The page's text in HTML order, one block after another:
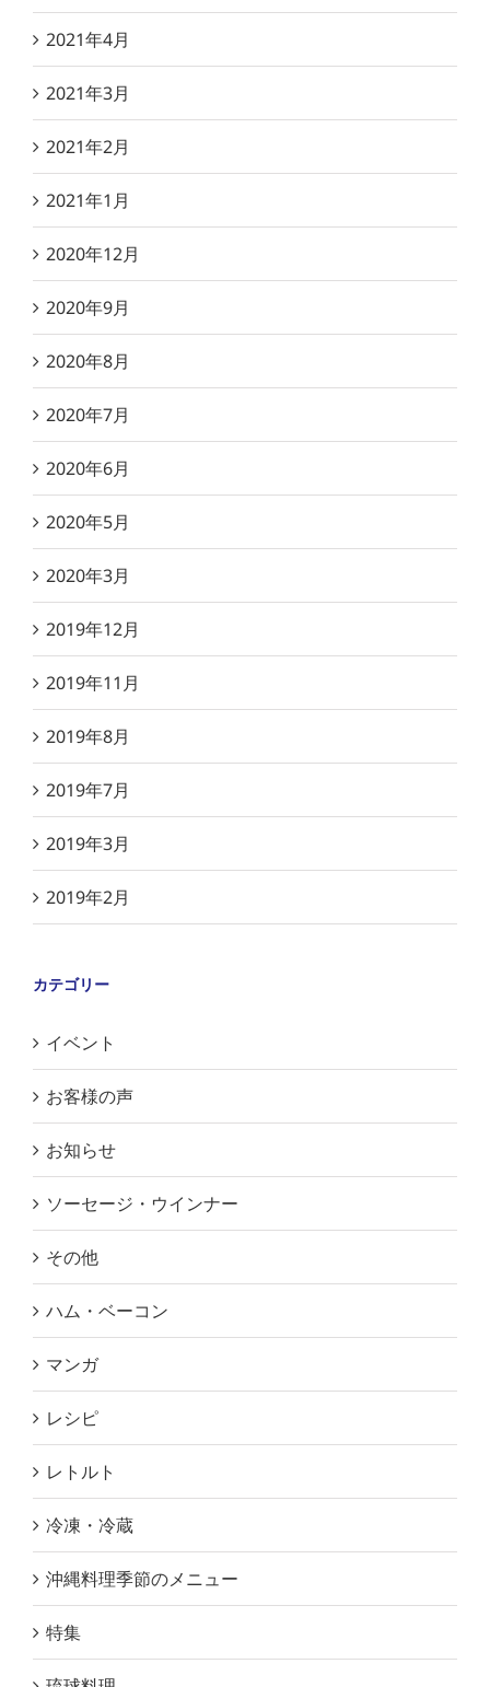
2021年4月
2021年3月
2021年2月
2021年1月
2020年12月
2020年9月
2020年8月
2020年7月
2020年6月
2020年5月
2020年3月
2019年12月
2019年11月
2019年8月
2019年7月
2019年3月
2019年2月
カテゴリー
イベント
お客様の声
お知らせ
ソーセージ・ウインナー
その他
ハム・ベーコン
マンガ
レシピ
レトルト
冷凍・冷蔵
沖縄料理季節のメニュー
特集